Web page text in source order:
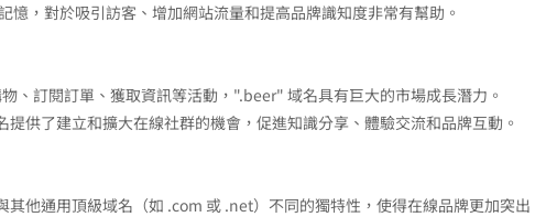
，對於吸引訪客、增加網站流量和提高品牌識知度非常有幫助。
、訂閱訂單、獲取資訊等活動，".beer" 域名具有巨大的市場成長潛力。
供了建立和擴大在線社群的機會，促進知識分享、體驗交流和品牌互動。
他通用頂級域名（如 .com 或 .net）不同的獨特性，使得在線品牌更加突出